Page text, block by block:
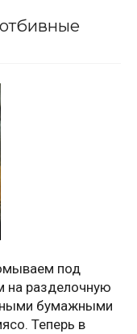
под
на разделочную
бумажными
Теперь в